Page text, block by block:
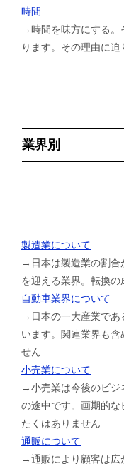
時間
→時間を味方にする。
ります。その理由に迫
業界別
製造業について
→日本は製造業の割合
を迎える業界。転換
自動車業界について
→日本の一大産業であ
います。関連業界も
せん
小売業について
→小売業は今後のビジ
の途中です。画期的な
たくはありません
通販について
→通販により顧客は広